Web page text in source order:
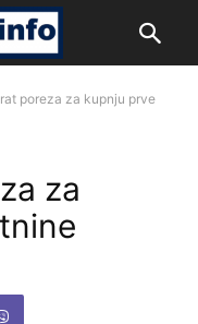
poreza za kupnju prve
za